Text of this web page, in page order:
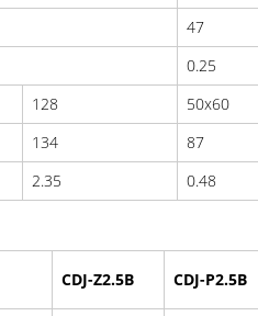
47
0.25
128 50x60
134 87
2.35 0.48
CDJ-Z2.5B CDJ-P2.5B